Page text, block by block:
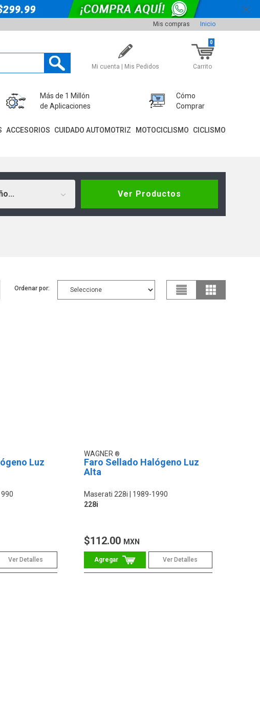
Mis compras Inicio
Mi cuenta | Mis Pedidos Carrito
0
Más de 1 Millón
de Aplicaciones
Cómo
Comprar
ACCESORIOS CUIDADO AUTOMOTRIZ MOTOCICLISMO CICLISMO
Ver Productos
Ordenar por:
Luz
Ver Detalles
WAGNER
Faro Sellado Halógeno Luz
Alta
Maserati 228i
1989-1990
228i
$112.00 MXN
Ver Detalles